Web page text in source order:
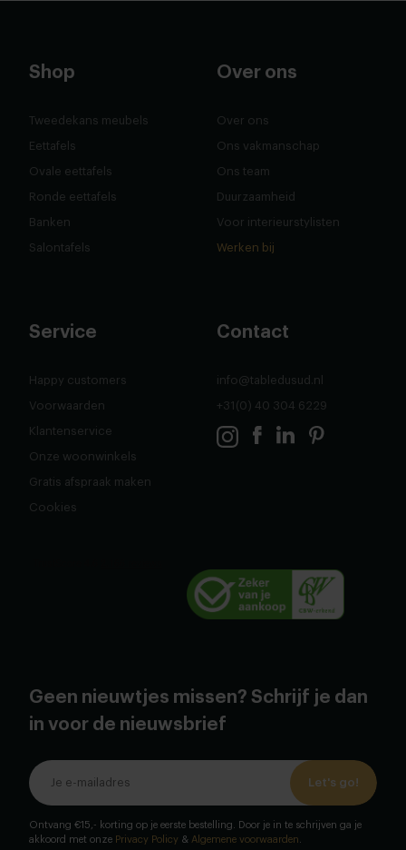
Shop
Tweedekans meubels
Eettafels
Ovale eettafels
Ronde eettafels
Banken
Salontafels
Over ons
Over ons
Ons vakmanschap
Ons team
Duurzaamheid
Voor interieurstylisten
Werken bij
Service
Happy customers
Voorwaarden
Klantenservice
Onze woonwinkels
Gratis afspraak maken
Cookies
Contact
info@tabledusud.nl
+31(0) 40 304 6229
Geen nieuwtjes missen? Schrijf je dan
in voor de nieuwsbrief
Let's go!
Ontvang €15,- korting op je eerste bestelling. Door je in te schrijven ga je
akkoord met onze Privacy Policy & Algemene voorwaarden